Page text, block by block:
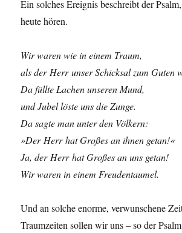
Ein solches Ereignis beschreibt der
heute hören.
Wir waren wie in einem Traum,
als der Herr unser Schicksal zum Guten
Da füllte Lachen unseren Mund,
und Jubel löste uns die Zunge.
Da sagte man unter den Völkern:
»Der Herr hat Großes an ihnen getan!«
Ja, der Herr hat Großes an uns getan!
Wir waren in einem Freudentaumel.
Und an solche enorme, verwunschene
Traumzeiten sollen wir uns – so der